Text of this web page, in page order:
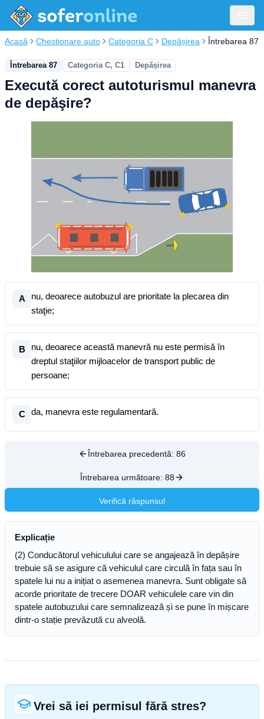
Acasă Chestionare auto Categoria C Depășirea Întrebarea 87
Întrebarea 87 Categoria C, C1 Depășirea
Execută corect autoturismul manevra
de depăşire?
A
nu, deoarece autobuzul are prioritate la plecarea din
staţie;
B
nu, deoarece această manevră nu este permisă în
dreptul staţiilor mijloacelor de transport public de
persoane;
C da, manevra este regulamentară.
Întrebarea precedentă: 86
Întrebarea următoare: 88
Verifică răspunsul
Explicație
(2) Conducătorul vehiculului care se angajează în depășire
trebuie să se asigure că vehiculul care circulă în fața sau în
spatele lui nu a inițiat o asemenea manevra. Sunt obligate să
acorde prioritate de trecere DOAR vehiculele care vin din
spatele autobuzului care semnalizează și se pune în mișcare
dintr-o stație prevăzută cu alveolă.
Vrei să iei permisul fără stres?